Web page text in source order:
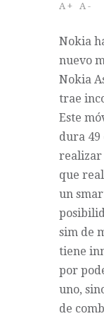
A +
A -
Nokia
nuevo
Nokia
trae
Este
dura 49
realizar
que
un
sim de
tiene
por
uno,
de